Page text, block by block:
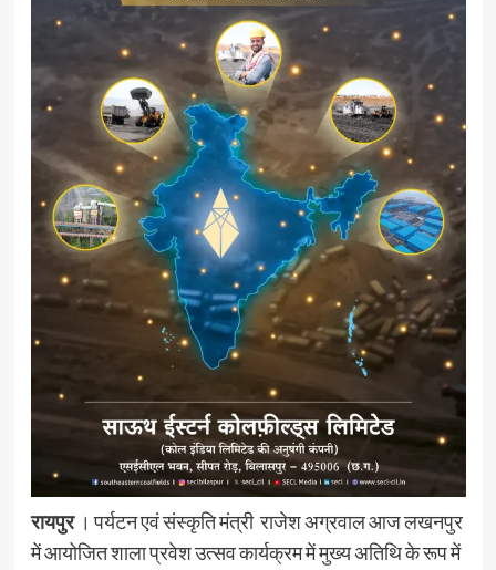
रायपुर। पर्यटन एवं संस्कृति मंत्री राजेश अग्रवाल आज लखनपुर
में आयोजित शाला प्रवेश उत्सव कार्यक्रम में मुख्य अतिथि के रूप में